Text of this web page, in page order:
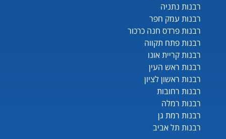
רבנות נתניה
רבנות עמק חפר
רבנות פרדס חנה כרכור
רבנות פתח תקווה
רבנות קריית אונו
רבנות ראש העין
רבנות ראשון לציון
רבנות רחובות
רבנות רמלה
רבנות רמת גן
רבנות תל אביב